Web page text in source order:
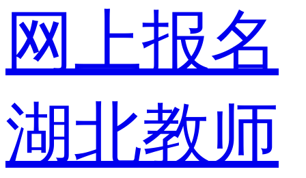
网上报名
湖北教师